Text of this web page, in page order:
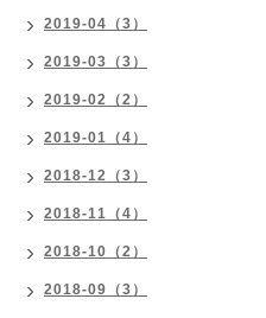
2019-04（3）
2019-03（3）
2019-02（2）
2019-01（4）
2018-12（3）
2018-11（4）
2018-10（2）
2018-09（3）